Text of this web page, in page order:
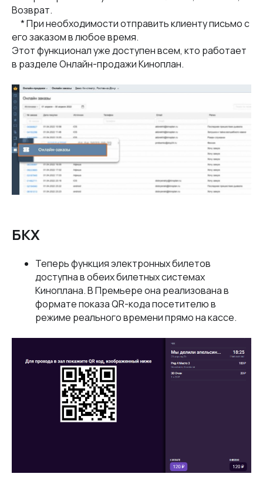
Возврат.
* При необходимости отправить клиенту письмо с
его заказом в любое время.
Этот функционал уже доступен всем, кто работает
в разделе Онлайн-продажи Киноплан.
БКХ
Теперь функция электронных билетов
доступна в обеих билетных системах
Киноплана. В Премьере она реализована в
формате показа QR-кода посетителю в
режиме реального времени прямо на кассе.